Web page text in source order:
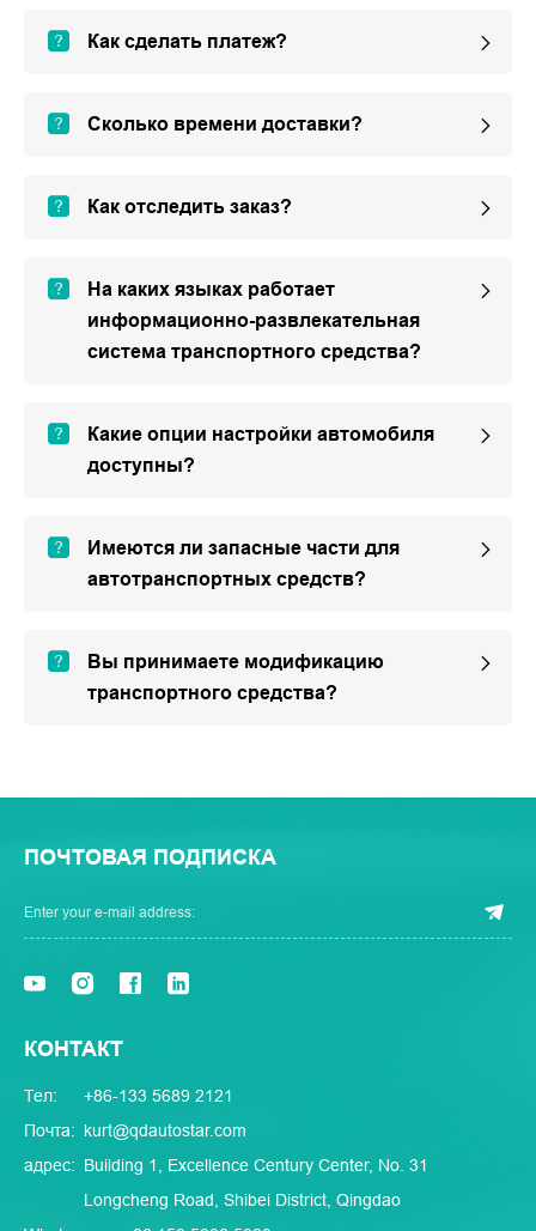
Как сделать платеж?
Сколько времени доставки?
Как отследить заказ?
На каких языках работает
информационно-развлекательная
система транспортного средства?
Какие опции настройки автомобиля
доступны?
Имеются ли запасные части для
автотранспортных средств?
Вы принимаете модификацию
транспортного средства?
ПОЧТОВАЯ ПОДПИСКА
КОНТАКТ
Тел:
+86-133 5689 2121
Почта: kurt@qdautostar.com
адрес: Building 1, Excellence Century Center, No. 31
Longcheng Road, Shibei District, Qingdao